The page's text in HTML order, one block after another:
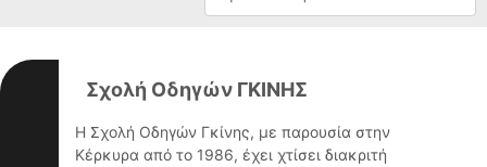
Σχολή Οδηγών ΓΚΙΝΗΣ
Η Σχολή Οδηγών Γκίνης, με παρουσία στην
Κέρκυρα από το 1986, έχει χτίσει διακριτή